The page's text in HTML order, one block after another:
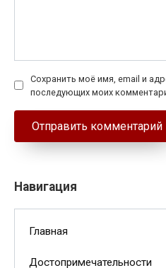
Сохранить моё имя, email и
последующих моих
Навигация
Главная
Достопримечательности